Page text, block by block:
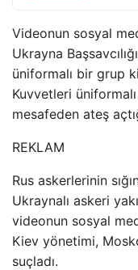
Videonun sosyal
Ukrayna
üniformalı bir grup
Kuvvetleri
mesafeden ateş
REKLAM
Rus askerlerinin
Ukraynalı askeri
videonun sosyal
Kiev yönetimi,
suçladı.